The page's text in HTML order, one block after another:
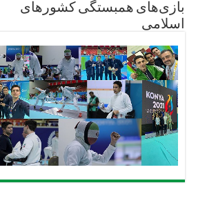
بازی‌های همبستگی کشورهای
اسلامی